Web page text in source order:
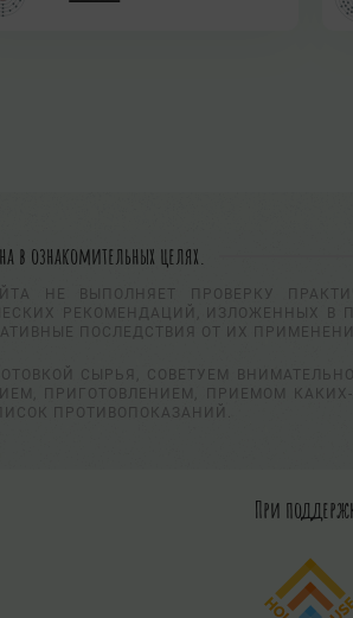
в ознакомительных целях.
НЕ ВЫПОЛНЯЕТ ПРОВЕРКУ
РЕКОМЕНДАЦИЙ, ИЗЛОЖЕННЫХ В
ПОСЛЕДСТВИЯ ОТ ИХ
СЫРЬЯ, СОВЕТУЕМ
ПРИГОТОВЛЕНИЕМ, ПРИЕМОМ
ПРОТИВОПОКАЗАНИЙ.
При